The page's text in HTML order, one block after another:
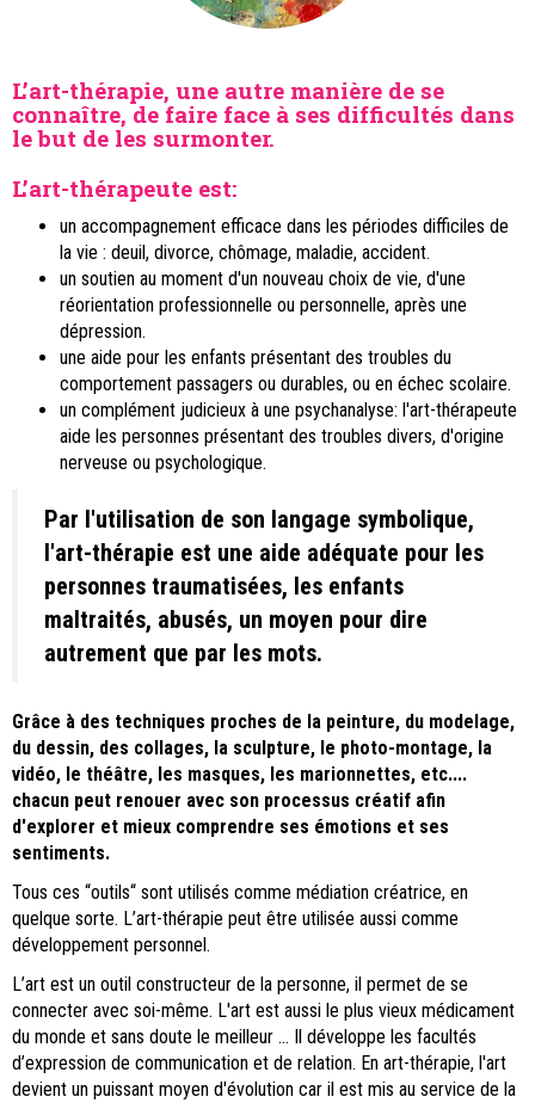
L’art-thérapie, une autre manière de se
connaître, de faire face à ses difficultés dans
le but de les surmonter.
L’art-thérapeute est:
un accompagnement efficace dans les périodes difficiles de
la vie : deuil, divorce, chômage, maladie, accident.
un soutien au moment d'un nouveau choix de vie, d'une
réorientation professionnelle ou personnelle, après une
dépression.
une aide pour les enfants présentant des troubles du
comportement passagers ou durables, ou en échec scolaire.
un complément judicieux à une psychanalyse: l'art-thérapeute
aide les personnes présentant des troubles divers, d'origine
nerveuse ou psychologique.
Par l'utilisation de son langage symbolique,
l'art-thérapie est une aide adéquate pour les
personnes traumatisées, les enfants
maltraités, abusés, un moyen pour dire
autrement que par les mots.
Grâce à des techniques proches de la peinture, du modelage,
du dessin, des collages, la sculpture, le photo-montage, la
vidéo, le théâtre, les masques, les marionnettes, etc....
chacun peut renouer avec son processus créatif afin
d'explorer et mieux comprendre ses émotions et ses
sentiments.
Tous ces “outils“ sont utilisés comme médiation créatrice, en
quelque sorte. L’art-thérapie peut être utilisée aussi comme
développement personnel.
L’art est un outil constructeur de la personne, il permet de se
connecter avec soi-même. L'art est aussi le plus vieux médicament
du monde et sans doute le meilleur ... Il développe les facultés
d’expression de communication et de relation. En art-thérapie, l'art
devient un puissant moyen d'évolution car il est mis au service de la